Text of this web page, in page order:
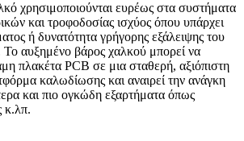
χρησιμοποιούνται ευρέως στα συστήματα
και τροφοδοσίας ισχύος όπου υπάρχει
ή δυνατότητα γρήγορης εξάλειψης του
αυξημένο βάρος χαλκού μπορεί να
πλακέτα PCB σε μια σταθερή, αξιόπιστη
καλωδίωσης και αναιρεί την ανάγκη
και πιο ογκώδη εξαρτήματα όπως
κ.λπ.